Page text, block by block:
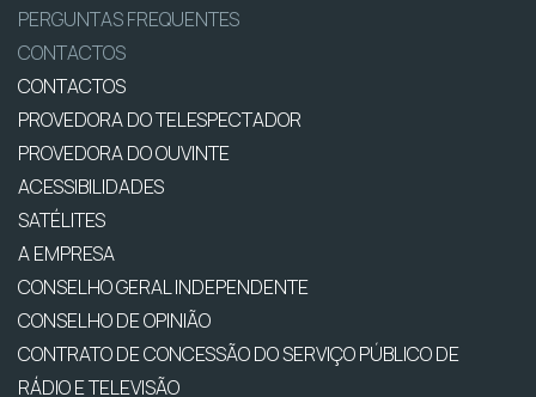
PERGUNTAS FREQUENTES
CONTACTOS
CONTACTOS
PROVEDORA DO TELESPECTADOR
PROVEDORA DO OUVINTE
ACESSIBILIDADES
SATÉLITES
A EMPRESA
CONSELHO GERAL INDEPENDENTE
CONSELHO DE OPINIÃO
CONTRATO DE CONCESSÃO DO SERVIÇO PÚBLICO DE
RÁDIO E TELEVISÃO